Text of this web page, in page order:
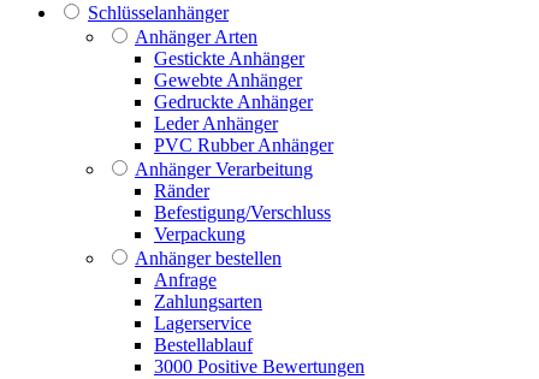
Schlüsselanhänger
Anhänger Arten
Gestickte Anhänger
Gewebte Anhänger
Gedruckte Anhänger
Leder Anhänger
PVC Rubber Anhänger
Anhänger Verarbeitung
Ränder
Befestigung/Verschluss
Verpackung
Anhänger bestellen
Anfrage
Zahlungsarten
Lagerservice
Bestellablauf
3000 Positive Bewertungen